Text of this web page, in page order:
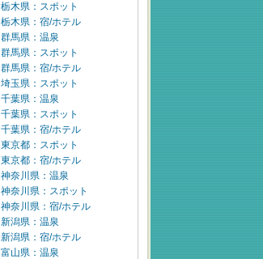
栃木県：スポット
栃木県：宿/ホテル
群馬県：温泉
群馬県：スポット
群馬県：宿/ホテル
埼玉県：スポット
千葉県：温泉
千葉県：スポット
千葉県：宿/ホテル
東京都：スポット
東京都：宿/ホテル
神奈川県：温泉
神奈川県：スポット
神奈川県：宿/ホテル
新潟県：温泉
新潟県：宿/ホテル
富山県：温泉